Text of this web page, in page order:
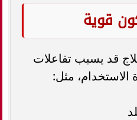
قوية
قد يسبب تفاعلات
مثل: